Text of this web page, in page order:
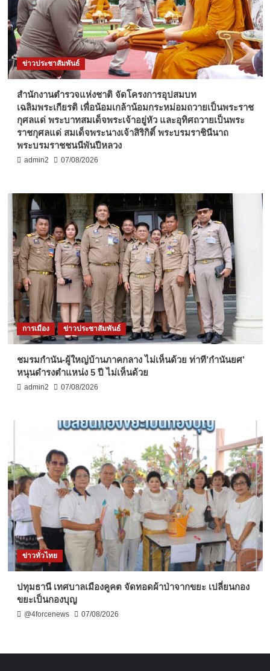
ข่าวประชาสัมพันธ์
สำนักงานตำรวจแห่งชาติ จัดโครงการอุปสมบท
เฉลิมพระเกียรติ เพื่อน้อมเกล้าน้อมกระหม่อมถวายเป็นพระราช
กุศลแด่ พระบาทสมเด็จพระเจ้าอยู่หัว และอุทิศถวายเป็นพระ
ราชกุศลแด่ สมเด็จพระนางเจ้าสิริกิติ์ พระบรมราชินีนาถ
พระบรมราชชนนีพันปีหลวง
admin2 07/08/2026
การเมือง ข่าวประชาสัมพันธ์
ชมรมกำนัน-ผู้ใหญ่บ้านภาคกลาง ไม่เห็นด้วย ท่าที’กำนันยศ’
หนุนดำรงตำแหน่ง 5 ปี ไม่เห็นด้วย
admin2 07/08/2026
ข่าวทั่วไทย
ปทุมธานี เทศบาลเมืองคูคต จัดทอดผ้าป่าจากขยะ เปลี่ยนกอง
ขยะเป็นกองบุญ
@4forcenews 07/08/2026